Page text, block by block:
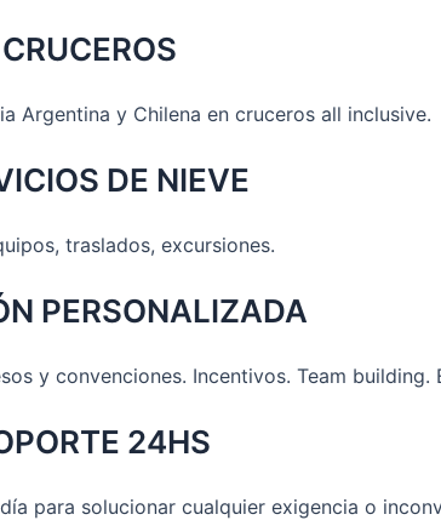
CRUCEROS
Argentina y Chilena en cruceros all inclusive.
DE NIEVE
traslados, excursiones.
PERSONALIZADA
y convenciones. Incentivos. Team building.
24HS
para solucionar cualquier exigencia o